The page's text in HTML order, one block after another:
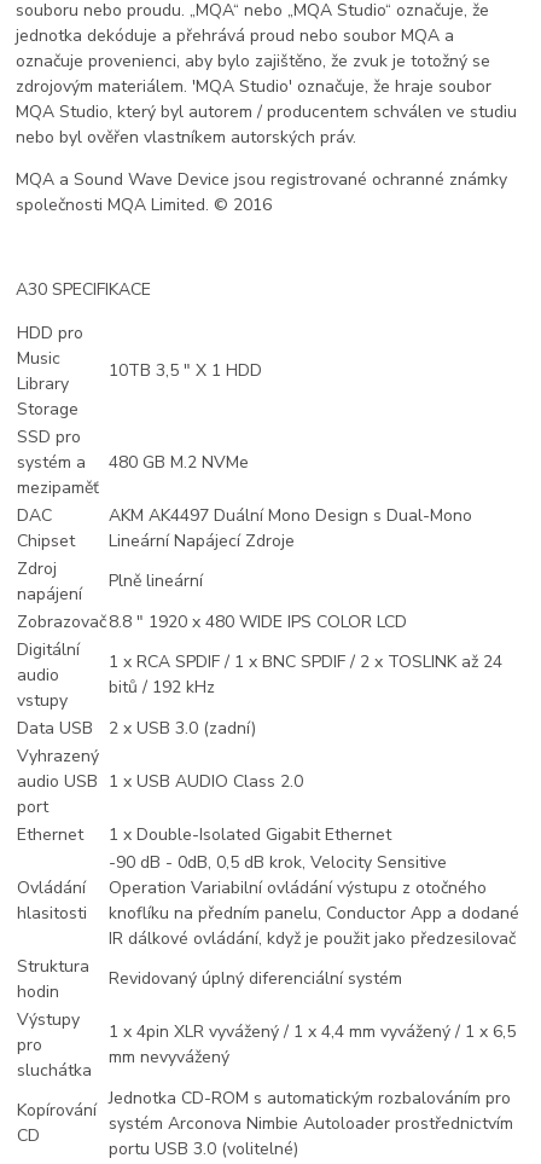
souboru nebo proudu. „MQA“ nebo „MQA Studio“ označuje, že
jednotka dekóduje a přehrává proud nebo soubor MQA a
označuje provenienci, aby bylo zajištěno, že zvuk je totožný se
zdrojovým materiálem. 'MQA Studio' označuje, že hraje soubor
MQA Studio, který byl autorem / producentem schválen ve studiu
nebo byl ověřen vlastníkem autorských práv.
MQA a Sound Wave Device jsou registrované ochranné známky
společnosti MQA Limited. © 2016
A30 SPECIFIKACE
HDD pro
Music
Library
Storage
10TB 3,5 ″ X 1 HDD
SSD pro
systém a
mezipaměť
480 GB M.2 NVMe
DAC
Chipset
AKM AK4497 Duální Mono Design s Dual-Mono
Lineární Napájecí Zdroje
Zdroj
napájení
Plně lineární
Zobrazovač8.8 ″ 1920 x 480 WIDE IPS COLOR LCD
Digitální
audio
vstupy
1 x RCA SPDIF / 1 x BNC SPDIF / 2 x TOSLINK až 24
bitů / 192 kHz
Data USB
2 x USB 3.0 (zadní)
Vyhrazený
audio USB
port
1 x USB AUDIO Class 2.0
Ethernet 1 x Double-Isolated Gigabit Ethernet
Ovládání
hlasitosti
-90 dB - 0dB, 0,5 dB krok, Velocity Sensitive
Operation Variabilní ovládání výstupu z otočného
knoflíku na předním panelu, Conductor App a dodané
IR dálkové ovládání, když je použit jako předzesilovač
Struktura
hodin
Revidovaný úplný diferenciální systém
Výstupy
pro
sluchátka
1 x 4pin XLR vyvážený / 1 x 4,4 mm vyvážený / 1 x 6,5
mm nevyvážený
Kopírování
CD
Jednotka CD-ROM s automatickým rozbalováním pro
systém Arconova Nimbie Autoloader prostřednictvím
portu USB 3.0 (volitelné)